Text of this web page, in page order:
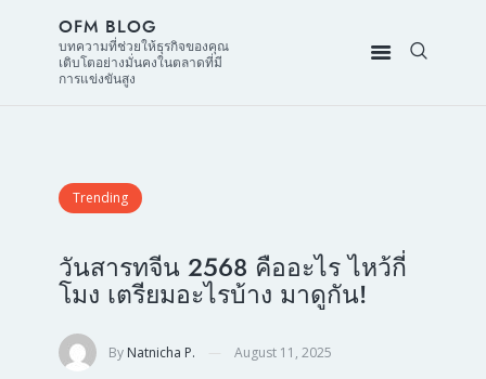
OFM BLOG
บทความที่ช่วยให้ธุรกิจของคุณ
เติบโตอย่างมั่นคงในตลาดที่มี
การแข่งขันสูง
Trending
วันสารทจีน 2568 คืออะไร ไหว้กี่
โมง เตรียมอะไรบ้าง มาดูกัน!
By Natnicha P. August 11, 2025